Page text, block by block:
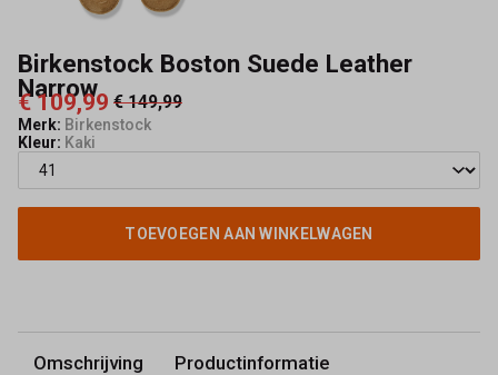
Birkenstock Boston Suede Leather
Narrow
€ 109,99 € 149,99
Merk: Birkenstock
Kleur: Kaki
TOEVOEGEN AAN WINKELWAGEN
Omschrijving Productinformatie